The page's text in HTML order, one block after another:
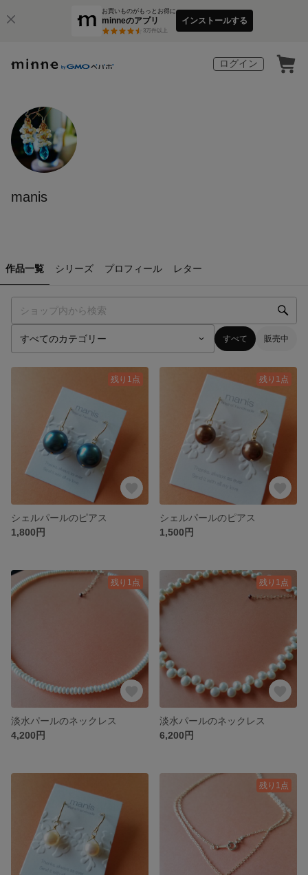
お買いものがもっとお得に
minneのアプリ
3万件以上
インストールする
ログイン
manis
作品一覧 シリーズ プロフィール レター
すべて 販売中
残り1点
シェルパールのピアス
1,800円
残り1点
シェルパールのピアス
1,500円
残り1点
淡水パールのネックレス
4,200円
残り1点
淡水パールのネックレス
6,200円
残り1点